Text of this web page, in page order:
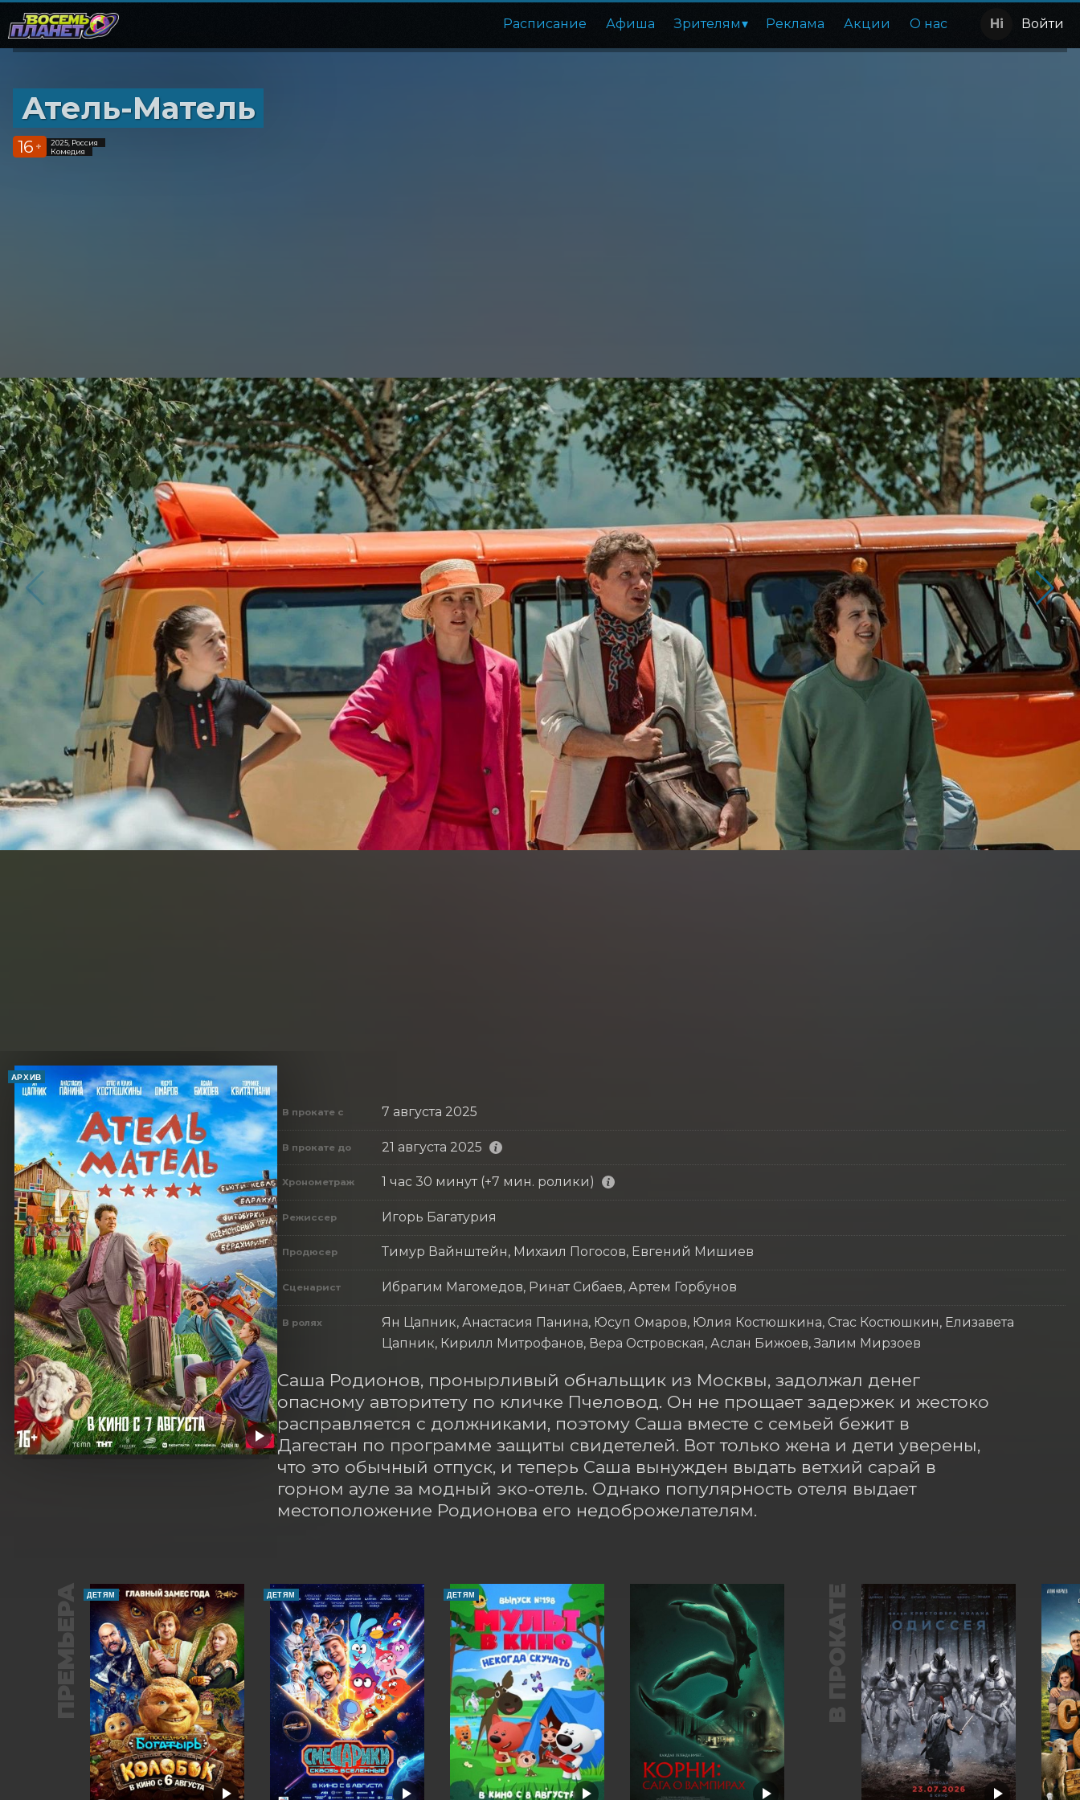
Расписание Афиша Зрителям Реклама Акции О нас Войти
Атель-Матель
16 +
2025, Россия
Комедия
АРХИВ
В прокате с 7 августа 2025
В прокате до 21 августа 2025
Хронометраж 1 час 30 минут (+7 мин. ролики)
Режиссер Игорь Багатурия
Продюсер Тимур Вайнштейн, Михаил Погосов, Евгений Мишиев
Сценарист Ибрагим Магомедов, Ринат Сибаев, Артем Горбунов
В ролях
Ян Цапник, Анастасия Панина, Юсуп Омаров, Юлия Костюшкина, Стас Костюшкин, Елизавета
Цапник, Кирилл Митрофанов, Вера Островская, Аслан Бижоев, Залим Мирзоев
Саша Родионов, пронырливый обнальщик из Москвы, задолжал денег
опасному авторитету по кличке Пчеловод. Он не прощает задержек и жестоко
расправляется с должниками, поэтому Саша вместе с семьей бежит в
Дагестан по программе защиты свидетелей. Вот только жена и дети уверены,
что это обычный отпуск, и теперь Саша вынужден выдать ветхий сарай в
горном ауле за модный эко-отель. Однако популярность отеля выдает
местоположение Родионова его недоброжелателям.
ПРЕМЬЕРА ДЕТЯМ ДЕТЯМ ДЕТЯМ В ПРОКАТЕ